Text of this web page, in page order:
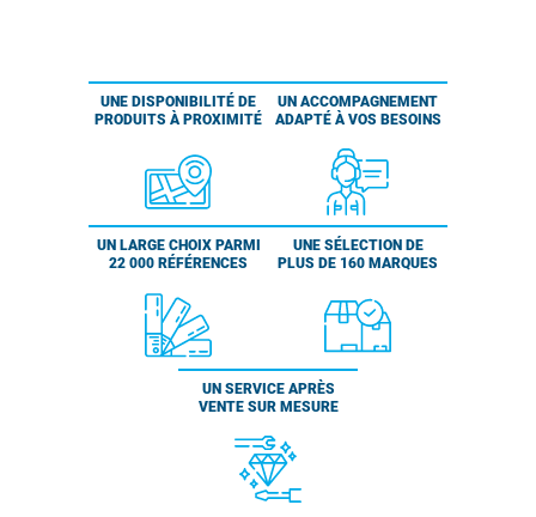
UNE DISPONIBILITÉ DE
PRODUITS À PROXIMITÉ
UN ACCOMPAGNEMENT
ADAPTÉ À VOS BESOINS
UN LARGE CHOIX PARMI
22 000 RÉFÉRENCES
UNE SÉLECTION DE
PLUS DE 160 MARQUES
UN SERVICE APRÈS
VENTE SUR MESURE